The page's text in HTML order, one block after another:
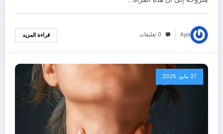
Aya 0 تعليقات قراءة المزيد
27 مايو، 2025